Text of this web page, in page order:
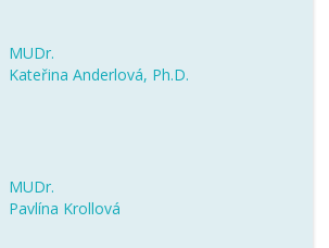
MUDr.
Kateřina Anderlová, Ph.D.
MUDr.
Pavlína Krollová